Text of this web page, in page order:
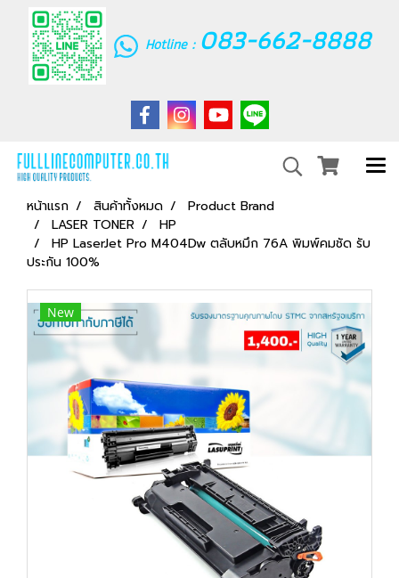
Hotline : 083-662-8888
หน้าแรก สินค้าทั้งหมด
Product Brand
LASER TONER
HP
HP LaserJet Pro M404Dw ตลับหมึก 76A พิมพ์คมชัด รับ
ประกัน 100%
New